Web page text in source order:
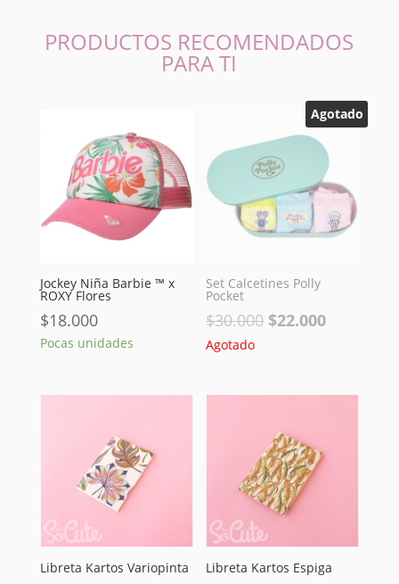
PRODUCTOS RECOMENDADOS
PARA TI
Jockey Niña Barbie ™ x
ROXY Flores
$18.000
Pocas unidades
Agotado
Set Calcetines Polly
Pocket
$30.000 El
$22.000El
Agotado
Libreta Kartos Variopinta Libreta Kartos Espiga